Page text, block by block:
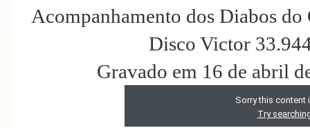
Acompanhamento dos Diabos
Disco Victor
Gravado em 16 de abril